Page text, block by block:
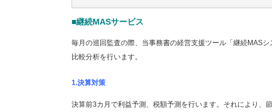
■継続MASサービス
毎月の巡回監査の際、当事務書の経営支援ツール「継続MAS
比較分析を行います。
1.決算対策
決算前3カ月で利益予測、税額予測を行います。それにより、